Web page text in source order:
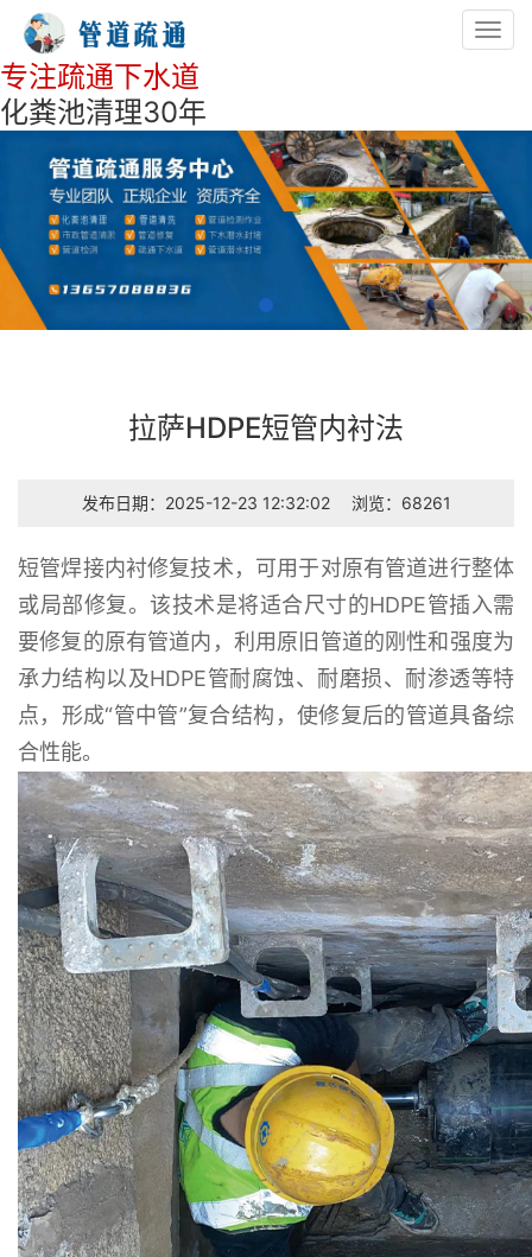
专注疏通下水道
化粪池清理30年
拉萨HDPE短管内衬法
发布日期：2025-12-23 12:32:02 浏览：68261
短管焊接内衬修复技术，可用于对原有管道进行整体
或局部修复。该技术是将适合尺寸的HDPE管插入需
要修复的原有管道内，利用原旧管道的刚性和强度为
承力结构以及HDPE管耐腐蚀、耐磨损、耐渗透等特
点，形成“管中管”复合结构，使修复后的管道具备综
合性能。